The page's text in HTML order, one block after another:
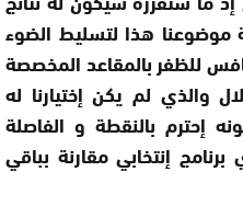
موضوعنا هذا لتسليط الضوء
للظفر بالمقاعد المخصصة
والذي لم يكن إختيارنا له
إحترم بالنقطة و الفاصلة
إنتخابي مقارنة بباقي